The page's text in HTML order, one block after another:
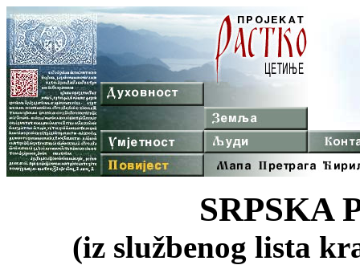
SRPSKA
(iz službenog lista